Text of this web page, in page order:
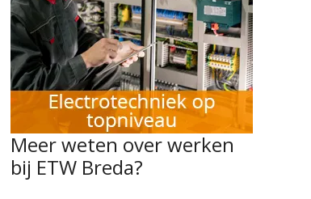
Meer weten over werken
bij ETW Breda?